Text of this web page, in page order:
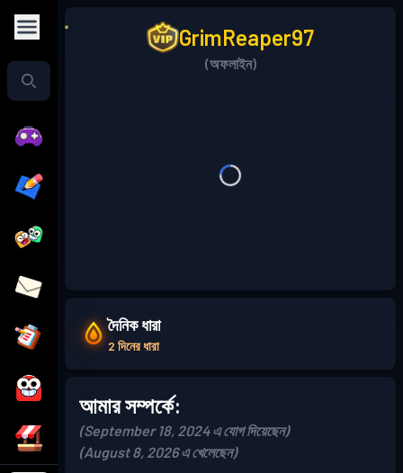
GrimReaper97
(অফলাইন)
দৈনিক ধারা
2 দিনের ধারা
আমার সম্পর্কে:
(September 18, 2024 এ যোগ দিয়েছেন)
(August 8, 2026 এ খেলেছেন)